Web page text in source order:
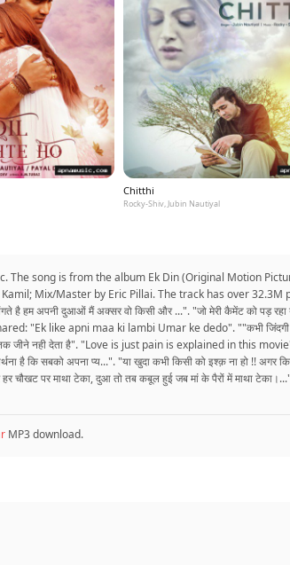
Chitthi
Rocky-Shiv, Jubin Nautiyal
The song is from the album Ek Din (Original Motion
Mix/Master by Eric Pillai. The track has over 32.3M
है हम अपनी दुआओं मैं अक्सर वो किसी और ...". "जो मेरी कैमेंट को पड़
"Ek like apni maa ki lambi Umar ke dedo". ""कभी जिंदगी में
जीने नही देता है". "Love is just pain is explained in this
है कि सबको अपना प्य...". "या खुदा कभी किसी को इश्क़ ना हो !!
चौखट पर माथा टेका, दुआ तो तब कबूल हुई जब मां के पैरों में माथा
MP3 download.